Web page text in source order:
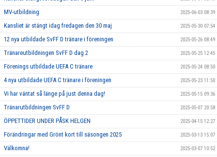
MV-utbildning 2025-06-03 08:39
Kansliet är stängt idag fredagen den 30 maj 2025-05-30 07:54
12 nya utbildade SvFF D tränare i föreningen 2025-05-26 08:49
Tränareutbildningen SvFF D dag 2 2025-05-25 12:45
Förenings utbildade UEFA C tränare 2025-05-24 08:50
4 nya utbildade UEFA C tränare i föreningen 2025-05-23 11:50
Vi har väntat så länge på just denna dag! 2025-05-15 09:36
Tränarutbildningen SvFF D 2025-05-07 20:58
ÖPPETTIDER UNDER PÅSK HELGEN 2025-04-15 12:27
Förändringar med Grönt kort till säsongen 2025 2025-03-13 15:07
Välkomna! 2025-03-07 10:52